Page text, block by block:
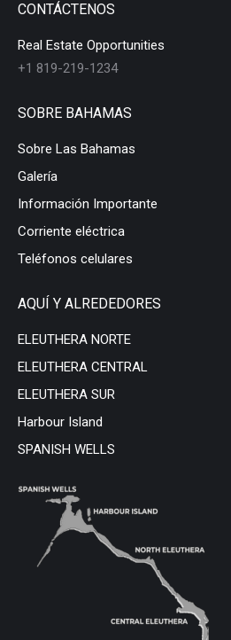
CONTÁCTENOS
Real Estate Opportunities
+1 819-219-1234
SOBRE BAHAMAS
Sobre Las Bahamas
Galería
Información Importante
Corriente eléctrica
Teléfonos celulares
AQUÍ Y ALREDEDORES
ELEUTHERA NORTE
ELEUTHERA CENTRAL
ELEUTHERA SUR
Harbour Island
SPANISH WELLS